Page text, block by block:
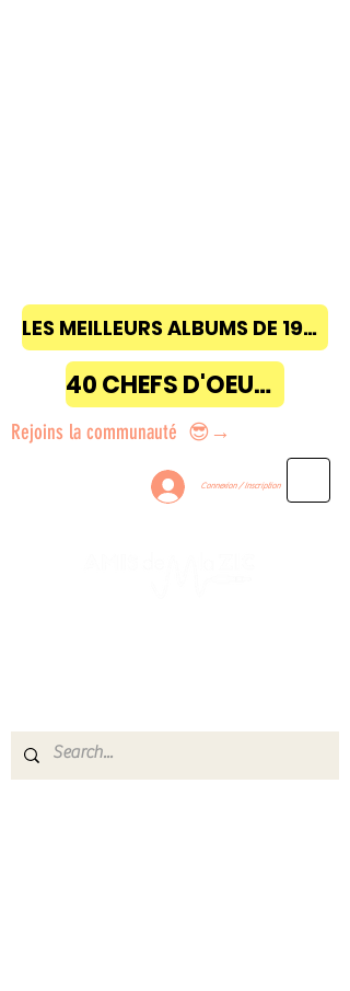
LES MEILLEURS ALBUMS DE 1968 à 2018
40 CHEFS D'OEUVRE
Rejoins la communauté 😎→
Connexion / Inscription